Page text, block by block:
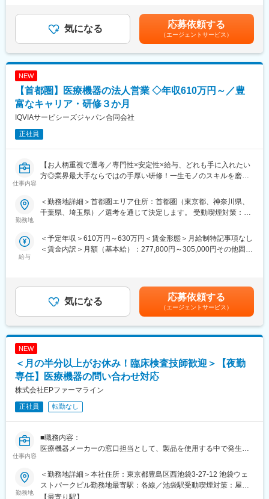
ビス-」「BPOサービス」「医療機器サポートサービス」「マルチ
チャネルプロモーションサービス」「ヘルスケアサポートサービ
ス」の5つの基軸サービスにおいて、 常にお客様のニーズにお応
└対応後、問い合わせ内容や回答内容をシステムへインプット
し、対応記録を作成
※本ポジションは、「マルチ対応」チームのため、一つのメーカー
担当としてではなく、幅広いメーカーの医療用医薬品に携わるこ
とができます。
■入社後のサポート：
・一般的な薬学知識と電話応対スキルを中心に学びます。
・薬学に関する資料の読み方や、電話の取り方、声のトーン、話
（2）製品研修
りスキルを磨いていきます。
・最初は、先輩社員が一緒に電話対応を聞いてくれるので、安心
して対応することができます。また、わからないことは、上司や
周りのメンバーが常にサポートしてくれるので、一人で抱えるこ
とはありません。
・毎月15日までに希望日程を出していただき、その月の20日以降
に翌月のシフト表を配布する流れで決まります。基本的に希望を
元にシフトは作成しますし、難しい場合も一度相談させていただ
くことが多いです。
のシフト時間となります。
◎平日13:00～22:00
変更の範囲：会社の定める業務
補足＞■昇給：あり（年1回の評価制度による）■※年俸以外に決算
賞与が年１回支給あり賃金はあくまでも目安の金額であり、選考
を通じて上下する可能性があります。月給(月額)は固定手当を含め
た表記です。
気になる 応募依頼する
（エージェントサービス）
NEW
【首都圏】医療機器の法人営業 ◇年収610万円～／豊
富なキャリア・研修３か月
IQVIAサービシーズジャパン合同会社
正社員
仕事内容
【お人柄重視で選考／専門性×安定性×給与、どれも手に入れたい
方◎業界最大手ならではの手厚い研修！一生モノのスキルを磨く
＼そもそも「IQVIA」とは？／
IQVIAはヘルスケア業界で活躍する企業様を様々な側面から支援す
正社員として、クライアントである医療機器メーカーの名刺を持
って営業活動を行っていただきます。人々の命を守る商材に携わ
IQVIAにご入社後、新人研修を経たのちに、平均して2～3年単位
で実施される医療機器営業のプロジェクトに配属させていただき
ます。
医療機器の営業担当者として、クライアントである医療機器メー
カーの名刺を携えて基幹病院などの医師や看護師など医療従事者
チャーなどの営業活動を行っていただきます。
※今回のプロジェクトについての詳細は面接の場でご説明させてい
ただきます。
■将来的なキャリア：
平均2年前後の医療機器営業プロジェクトが終了したのちは、また
別の医療機器プロジェクトに挑戦することも可能ですし、医薬品
営業であるMRのプロジェクトに参加していただくことも可能で
す。
経営コンサル、医薬品メーカーのマーケティング支援、人事担当
者などの管理部門）
勤務地
＜勤務地詳細＞首都圏エリア住所：首都圏（東京都、神奈川県、
千葉県、埼玉県）／選考を通じて決定します。 受動喫煙対策：そ
変更の範囲：会社の定める事業所
給与
＜予定年収＞610万円～630万円＜賃金形態＞月給制特記事項なし
＜賃金内訳＞月額（基本給）：277,800円～305,000円その他固定
手当支給する。【補足】プロジェクト稼働手当(35,000円)、外勤
日当（1日1,500円／外勤3.5時間以上）■変動賞与制（6月・12
月・3月）※平均実績6ヶ月分■インセンティブ：3月（対象者）賃
金はあくまでも目安の金額であり、選考を通じて上下する可能性
があります。月給(月額)は固定手当を含めた表記です。
気になる 応募依頼する
（エージェントサービス）
NEW
＜月の半分以上がお休み！臨床検査技師歓迎＞【夜勤
専任】医療機器の問い合わせ対応
株式会社EPファーマライン
正社員 転勤なし
仕事内容
■職務内容：
医療機器メーカーの窓口担当として、製品を使用する中で発生す
応していただきます。
・検査室で使用する機器に対するお問合せ電話対応
・フィールドサービス部門への取次業務など
勤務地
＜勤務地詳細＞本社住所：東京都豊島区西池袋3-27-12 池袋ウェ
ストパークビル勤務地最寄駅：各線／池袋駅受動喫煙対策：屋内
全面禁煙変更の範囲：会社の定める事業所
【最寄り駅】